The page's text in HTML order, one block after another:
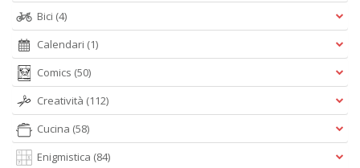
Bici (4)
Calendari (1)
Comics (50)
Creatività (112)
Cucina (58)
Enigmistica (84)